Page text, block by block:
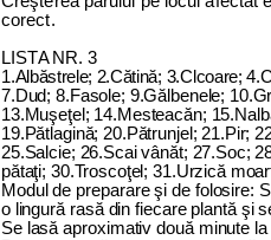
corect.
LISTA N R. 3
1.Albăstrele; 2.Cătină; 3.Clcoare;
7.Dud; 8.Fasole; 9.Gălbenele;
13.Muşeţel; 14.Mesteacăn;
19.Pătlagină; 20.Pătrunjel; 21.Pir;
25.Salcie; 26.Scai vânăt; 27.Soc;
pătaţi; 30.Troscoţel; 31.Urzică
Modul de preparare şi defolosire: S
o lingură rasădin fiecare plantă şi s
Selasă aproximativ douăminute la